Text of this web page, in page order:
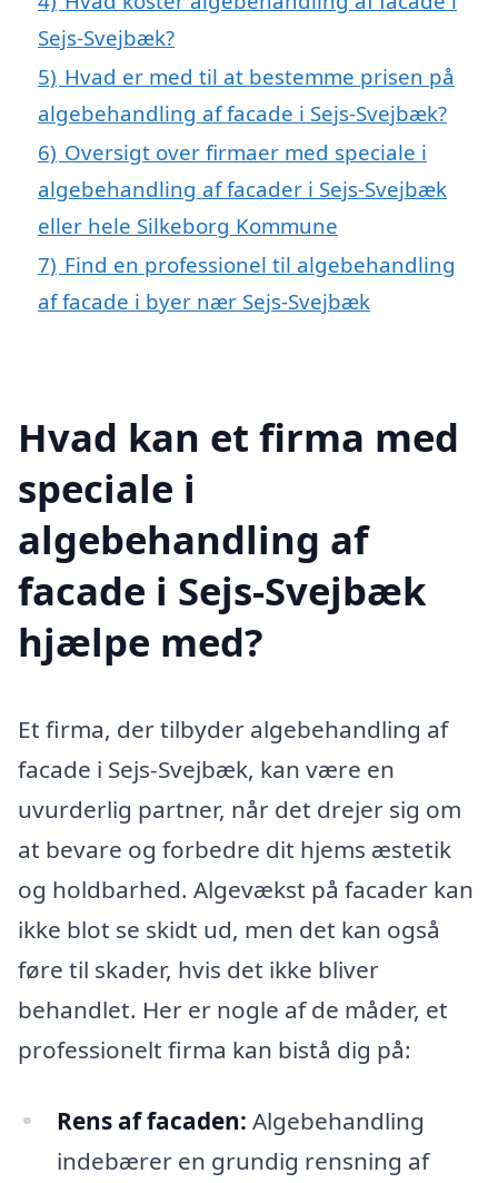
Sejs-Svejbæk?
5) Hvad er med til at bestemme prisen på
algebehandling af facade i Sejs-Svejbæk?
6) Oversigt over firmaer med speciale i
algebehandling af facader i Sejs-Svejbæk
eller hele Silkeborg Kommune
7) Find en professionel til algebehandling
af facade i byer nær Sejs-Svejbæk
Hvad kan et firma med
speciale i
algebehandling af
facade i Sejs-Svejbæk
hjælpe med?
Et firma, der tilbyder algebehandling af
facade i Sejs-Svejbæk, kan være en
uvurderlig partner, når det drejer sig om
at bevare og forbedre dit hjems æstetik
og holdbarhed. Algevækst på facader kan
ikke blot se skidt ud, men det kan også
føre til skader, hvis det ikke bliver
behandlet. Her er nogle af de måder, et
professionelt firma kan bistå dig på:
Rens af facaden: Algebehandling
indebærer en grundig rensning af